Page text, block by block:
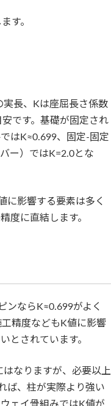
す。
実長、Kは座屈長さ係数
です。基礎が固定され
はK≈0.699、固定‐固定
ー）ではK=2.0とな
に影響する要素は多く
度に直結します。
ンならK≈0.699がよく
精度などもK値に影響
とされています。
なりますが、必要以上
ば、柱が実際より強い
ェイ骨組みではK値が